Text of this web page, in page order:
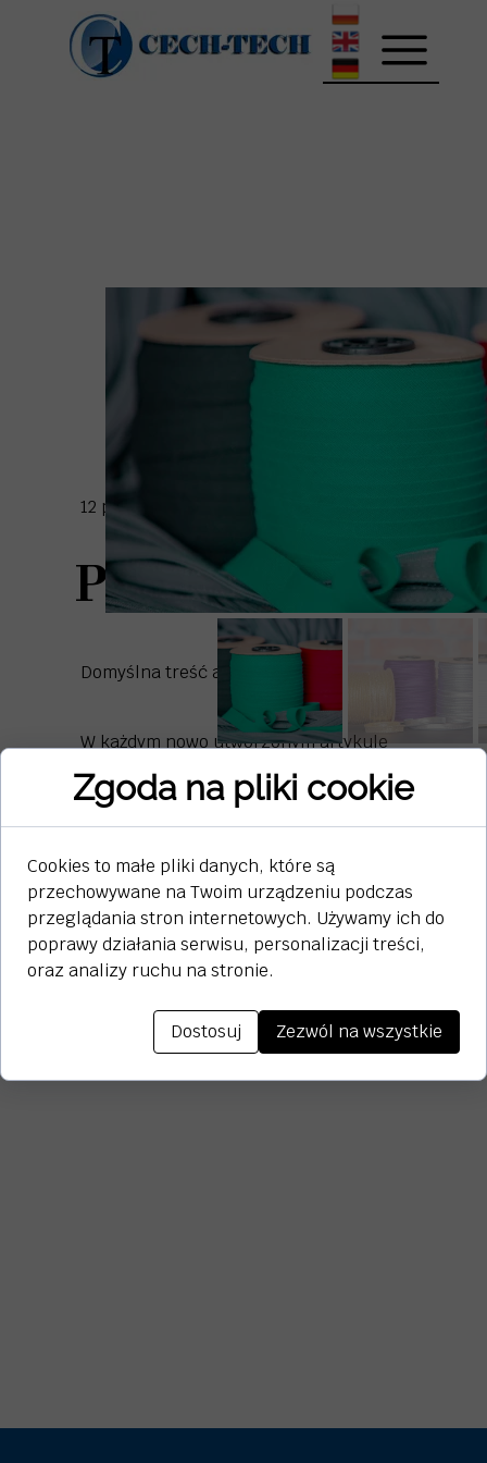
12 października 2023
Produkt1
Domyślna treść artykułu.
W każdym nowo utworzonym artykule
pokaże się wpisany tutaj tekst. Wpisz
więc tutaj domyślną treść nowego
Zgoda na pliki cookie
Cookies to małe pliki danych, które są
przechowywane na Twoim urządzeniu podczas
przeglądania stron internetowych. Używamy ich do
poprawy działania serwisu, personalizacji treści,
oraz analizy ruchu na stronie.
Dostosuj Zezwól na wszystkie